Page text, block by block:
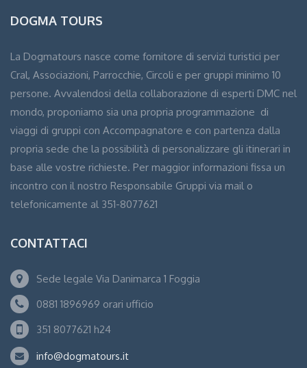
DOGMA TOURS
La Dogmatours nasce come fornitore di servizi turistici per
Cral, Associazioni, Parrocchie, Circoli e per gruppi minimo 10
persone. Avvalendosi della collaborazione di esperti DMC nel
mondo, proponiamo sia una propria programmazione di
viaggi di gruppi con Accompagnatore e con partenza dalla
propria sede che la possibilità di personalizzare gli itinerari in
base alle vostre richieste. Per maggior informazioni fissa un
incontro con il nostro Responsabile Gruppi via mail o
telefonicamente al 351-8077621
CONTATTACI
Sede legale Via Danimarca 1 Foggia
0881 1896969 orari ufficio
351 8077621 h24
info@dogmatours.it